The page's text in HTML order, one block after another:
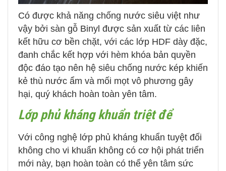
Có được khả năng chống nước siêu việt như
vậy bởi sàn gỗ Binyl được sản xuất từ các liên
kết hữu cơ bền chặt, với các lớp HDF dày đặc,
đanh chắc kết hợp với hèm khóa bản quyền
độc đáo tạo nên hệ siêu chống nước kép khiến
kẻ thù nước ẩm và mối mọt vô phương gây
hại, quý khách hoàn toàn yên tâm.
Lớp phủ kháng khuẩn triệt để
Với công nghệ lớp phủ kháng khuẩn tuyệt đối
không cho vi khuẩn không có cơ hội phát triển
mới này, bạn hoàn toàn có thể yên tâm sức